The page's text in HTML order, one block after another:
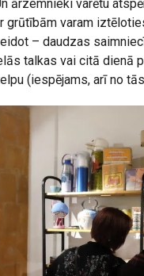
ārzemnieki varētu
grūtībām varam
– daudzas
talkas vai citā dienā
(iespējams, arī no